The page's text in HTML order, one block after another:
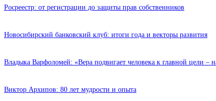
Росреестр: от регистрации до защиты прав собственников
Новосибирский банковский клуб: итоги года и векторы развития
Владыка Варфоломей: «Вера подвигает человека к главной цели –
Виктор Архипов: 80 лет мудрости и опыта